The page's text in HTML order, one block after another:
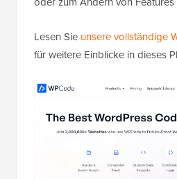
Lesen Sie unsere vollständige
für weitere Einblicke in dieses